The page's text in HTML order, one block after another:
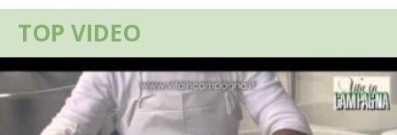
TAP TRAP
IL MIO ORTO
ANIMALI UMANI E NON UMANI
TOP VIDEO